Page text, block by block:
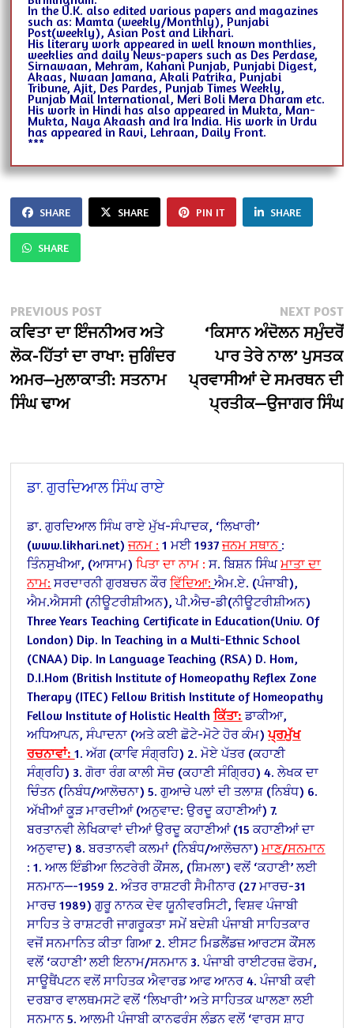
In the U.K. also edited various papers and magazines
such as: Mamta (weekly/Monthly), Punjabi
Post(weekly), Asian Post and Likhari.
His literary work appeared in well known monthlies,
weeklies and daily News-papers such as Des Perdase,
Sirnawaan, Mehram, Kahani Punjab, Punjabi Digest,
Akaas, Nwaan Jamana, Akali Patrika, Punjabi
Tribune, Ajit, Des Pardes, Punjab Times Weekly,
Punjab Mail International, Meri Boli Mera Dharam etc.
His work in Hindi has also appeared in Mukta, Man-
Mukta, Naya Akaash and Ira India. His work in Urdu
has appeared in Ravi, Lehraan, Daily Front.
***
SHARE SHARE PIN IT SHARE
SHARE
Post
navigation
PREVIOUS POSTPrevious
post:
ਕਵਿਤਾ ਦਾ ਇੰਜਨੀਅਰ ਅਤੇ
ਲੋਕ-ਹਿੱਤਾਂ ਦਾ ਰਾਖਾ: ਜੁਗਿੰਦਰ
ਅਮਰ—ਮੁਲਾਕਾਤੀ: ਸਤਨਾਮ
ਸਿੰਘ ਢਾਅ
NEXT POST
‘ਕਿਸਾਨ ਅੰਦੋਲਨ ਸਮੁੰਦਰੋਂ
ਪਾਰ ਤੇਰੇ ਨਾਲ’ ਪੁਸਤਕ
ਪ੍ਰਵਾਸੀਆਂ ਦੇ ਸਮਰਥਨ ਦੀ
ਪ੍ਰਤੀਕ—ਉਜਾਗਰ ਸਿੰਘ
ਡਾ. ਗੁਰਦਿਆਲ ਸਿੰਘ ਰਾਏ
ਡਾ. ਗੁਰਦਿਆਲ ਸਿੰਘ ਰਾਏ ਮੁੱਖ-ਸੰਪਾਦਕ, ‘ਲਿਖਾਰੀ’
(www.likhari.net) ਜਨਮ : 1 ਮਈ 1937 ਜਨਮ ਸਥਾਨ :
ਤਿੰਨਸੁਖੀਆ, (ਆਸਾਮ) ਪਿਤਾ ਦਾ ਨਾਮ : ਸ. ਬਿਸ਼ਨ ਸਿੰਘ ਮਾਤਾ ਦਾ
ਨਾਮ: ਸਰਦਾਰਨੀ ਗੁਰਬਚਨ ਕੌਰ ਵਿੱਦਿਆ: ਐਮ.ਏ. (ਪੰਜਾਬੀ),
ਐਮ.ਐਸਸੀ (ਨੀਊਟਰੀਸ਼ੀਅਨ), ਪੀ.ਐਚ-ਡੀ(ਨੀਊਟਰੀਸ਼ੀਅਨ)
Three Years Teaching Certificate in Education(Univ. Of
London) Dip. In Teaching in a Multi-Ethnic School
(CNAA) Dip. In Language Teaching (RSA) D. Hom,
D.I.Hom (British Institute of Homeopathy Reflex Zone
Therapy (ITEC) Fellow British Institute of Homeopathy
Fellow Institute of Holistic Health ਕਿੱਤਾ: ਡਾਕੀਆ,
ਅਧਿਆਪਨ, ਸੰਪਾਦਨਾ (ਅਤੇ ਕਈ ਛੋਟੇ-ਮੋਟੇ ਹੋਰ ਕੰਮ) ਪ੍ਰਮੁੱਖ
ਰਚਨਾਵਾਂ:1. ਅੱਗ (ਕਾਵਿ ਸੰਗ੍ਰਹਿ) 2. ਮੋਏ ਪੱਤਰ (ਕਹਾਣੀ
ਸੰਗ੍ਰਹਿ) 3. ਗੋਰਾ ਰੰਗ ਕਾਲੀ ਸੋਚ (ਕਹਾਣੀ ਸੰਗ੍ਰਿਹ) 4. ਲੇਖਕ ਦਾ
ਚਿੰਤਨ (ਨਿਬੰਧ/ਆਲੋਚਨਾ) 5. ਗੁਆਚੇ ਪਲਾਂ ਦੀ ਤਲਾਸ਼ (ਨਿਬੰਧ) 6.
ਅੱਖੀਆਂ ਕੂੜ ਮਾਰਦੀਆਂ (ਅਨੁਵਾਦ: ਉਰਦੂ ਕਹਾਣੀਆਂ) 7.
ਬਰਤਾਨਵੀ ਲੇਖਿਕਾਵਾਂ ਦੀਆਂ ਉਰਦੂ ਕਹਾਣੀਆਂ (15 ਕਹਾਣੀਆਂ ਦਾ
ਅਨੁਵਾਦ) 8. ਬਰਤਾਨਵੀ ਕਲਮਾਂ (ਨਿਬੰਧ/ਆਲੋਚਨਾ) ਮਾਣ/ਸਨਮਾਨ
: 1. ਆਲ ਇੰਡੀਆ ਲਿਟਰੇਰੀ ਕੌਂਸਲ, (ਸ਼ਿਮਲਾ) ਵਲੋਂ ‘ਕਹਾਣੀ’ ਲਈ
ਸਨਮਾਨ—-1959 2. ਅੰਤਰ ਰਾਸ਼ਟਰੀ ਸੈਮੀਨਾਰ (27 ਮਾਰਚ-31
ਮਾਰਚ 1989) ਗੁਰੂ ਨਾਨਕ ਦੇਵ ਯੂਨੀਵਰਸਿਟੀ, ਵਿਸ਼ਵ ਪੰਜਾਬੀ
ਸਾਹਿਤ ਤੇ ਰਾਸ਼ਟਰੀ ਜਾਗਰੂਕਤਾ ਸਮੇਂ ਬਦੇਸ਼ੀ ਪੰਜਾਬੀ ਸਾਹਿਤਕਾਰ
ਵਜੋਂ ਸਨਮਾਨਿਤ ਕੀਤਾ ਗਿਆ 2. ਈਸਟ ਮਿਡਲੈਂਡਜ਼ ਆਰਟਸ ਕੌਂਸਲ
ਵਲੋਂ ‘ਕਹਾਣੀ’ ਲਈ ਇਨਾਮ/ਸਨਮਾਨ 3. ਪੰਜਾਬੀ ਰਾਈਟਰਜ਼ ਫੋਰਮ,
ਸਾਊਥੈਂਪਟਨ ਵਲੋਂ ਸਾਹਿਤਕ ਐਵਾਰਡ ਆਫ ਆਨਰ 4. ਪੰਜਾਬੀ ਕਵੀ
ਦਰਬਾਰ ਵਾਲਥਮਸਟੋ ਵਲੋਂ ‘ਲਿਖਾਰੀ’ ਅਤੇ ਸਾਹਿਤਕ ਘਾਲਣਾ ਲਈ
ਸਨਮਾਨ 5. ਆਲਮੀ ਪੰਜਾਬੀ ਕਾਨਫਰੰਸ ਲੰਡਨ ਵਲੋਂ ‘ਵਾਰਸ ਸ਼ਾਹ